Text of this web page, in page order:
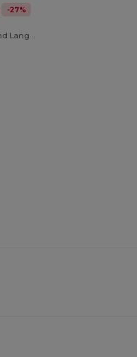
-27%
Herren Oxford Hemd Langarm Boston Fit